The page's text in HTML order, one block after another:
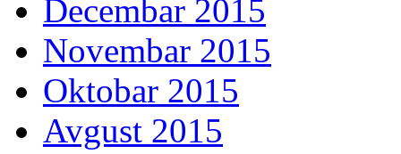
Decembar 2015
Novembar 2015
Oktobar 2015
Avgust 2015